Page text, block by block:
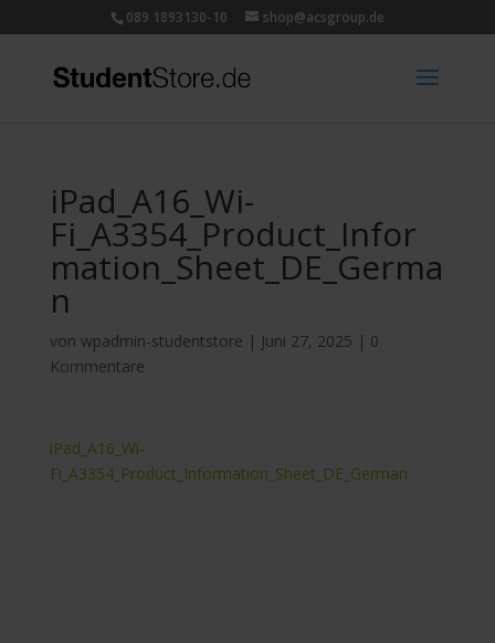
089 1893130-10 shop@acsgroup.de
iPad_A16_Wi-
Fi_A3354_Product_Infor
mation_Sheet_DE_Germa
n
von wpadmin-studentstore | Juni 27, 2025 | 0
Kommentare
iPad_A16_Wi-
Fi_A3354_Product_Information_Sheet_DE_German